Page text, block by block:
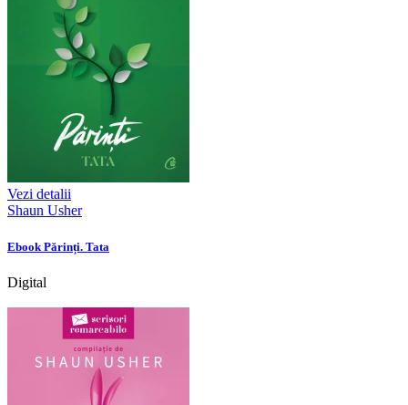
Vezi detalii
Shaun Usher
Ebook Părinți. Tata
Digital